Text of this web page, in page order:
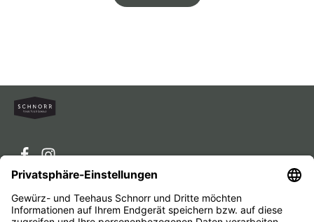
Service-Hotline